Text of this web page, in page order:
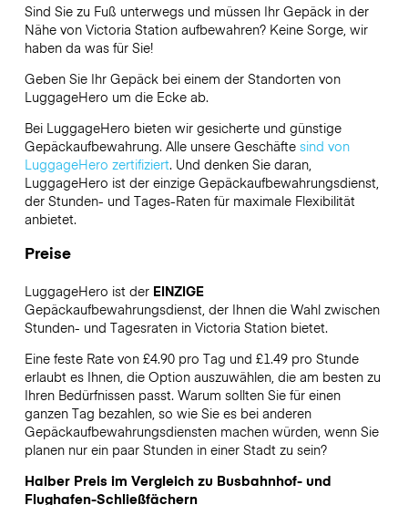
Sind Sie zu Fuß unterwegs und müssen Ihr Gepäck in der
Nähe von Victoria Station aufbewahren? Keine Sorge, wir
haben da was für Sie!
Geben Sie Ihr Gepäck bei einem der Standorten von
LuggageHero um die Ecke ab.
Bei LuggageHero bieten wir gesicherte und günstige
Gepäckaufbewahrung. Alle unsere Geschäfte sind von
LuggageHero zertifiziert. Und denken Sie daran,
LuggageHero ist der einzige Gepäckaufbewahrungsdienst,
der Stunden- und Tages-Raten für maximale Flexibilität
anbietet.
Preise
LuggageHero ist der EINZIGE
Gepäckaufbewahrungsdienst, der Ihnen die Wahl zwischen
Stunden- und Tagesraten in Victoria Station bietet.
Eine feste Rate von £4.90 pro Tag und £1.49 pro Stunde
erlaubt es Ihnen, die Option auszuwählen, die am besten zu
Ihren Bedürfnissen passt. Warum sollten Sie für einen
ganzen Tag bezahlen, so wie Sie es bei anderen
Gepäckaufbewahrungsdiensten machen würden, wenn Sie
planen nur ein paar Stunden in einer Stadt zu sein?
Halber Preis im Vergleich zu Busbahnhof- und
Flughafen-Schließfächern